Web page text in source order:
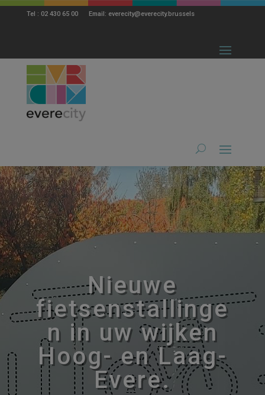
Tel : 02 430 65 00 Email: everecity@everecity.brussels
Nieuwe
fietsenstallinge
n in uw wijken
Hoog- en Laag-
Evere.
modal-check